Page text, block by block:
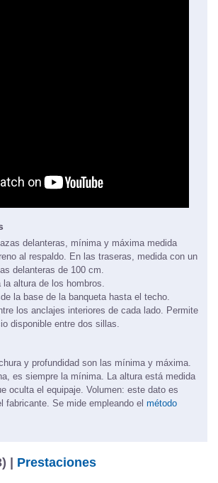
delanteras, mínima y máxima medida
al respaldo. En las traseras, medida con un
delanteras de 100 cm.
altura de los hombros.
la base de la banqueta hasta el techo.
los anclajes interiores de cada lado. Permite
disponible entre dos sillas.
y profundidad son las mínima y máxima.
es siempre la mínima. La altura está medida
oculta el equipaje. Volumen: este dato es
fabricante. Se mide empleando el método
| Prestaciones